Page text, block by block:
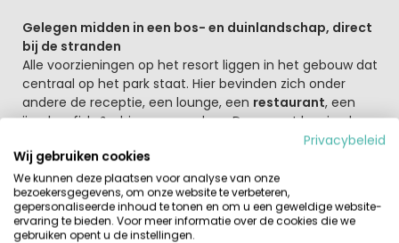
Gelegen midden in een bos- en duinlandschap, direct
bij de stranden
Alle voorzieningen op het resort liggen in het gebouw dat
centraal op het park staat. Hier bevinden zich onder
andere de receptie, een lounge, een restaurant, een
ijssalon, fish & chips en een shop. Daarnaast kun je als
gast van Noordzee Résidence Dishoek gebruik maken
van de voorzieningen van Camping Dishoek, waaronder
de gratis sport en animatie activiteiten (hoogseizoen).
Ook heeft men gratis toegang tot het subtropisch
zwemparadijs De Parel in Domburg.
Privacybeleid
Wij gebruiken cookies
We kunnen deze plaatsen voor analyse van onze
bezoekersgegevens, om onze website te verbeteren,
gepersonaliseerde inhoud te tonen en om u een geweldige website-
ervaring te bieden. Voor meer informatie over de cookies die we
gebruiken opent u de instellingen.